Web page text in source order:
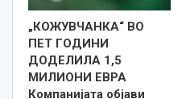
„КОЖУВЧАНКА“ ВО
ПЕТ ГОДИНИ
ДОДЕЛИЛА 1,5
МИЛИОНИ ЕВРА
Компанијата објави